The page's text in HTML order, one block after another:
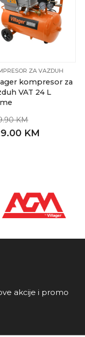
ZA VAZDUH
kompresor za
VAT 24 L
KM
KM
akcije i promo